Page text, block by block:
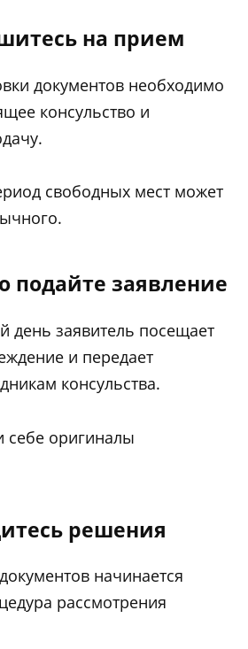
на прием
документов необходимо
консульство и
свободных мест может
подайте заявление
день заявитель посещает
и передает
консульства.
оригиналы
решения
начинается
рассмотрения